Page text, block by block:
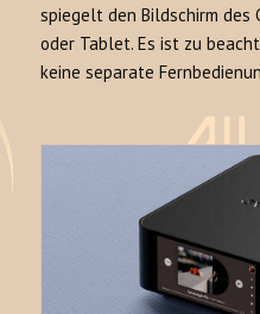
spiegelt den Bildschirm des
oder Tablet. Es ist zu
keine separate